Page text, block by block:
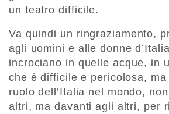
un teatro difficile.
Va quindi un ringraziamento,
agli uomini e alle donne
incrociano in quelle acque, in
che è difficile e pericolosa, ma
ruolo dell’Italia nel mondo,
altri, ma davanti agli altri, per